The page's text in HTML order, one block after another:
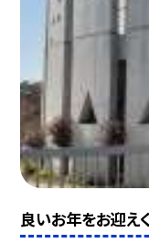
良いお年をお迎え